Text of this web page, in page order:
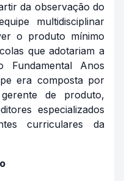
da observação do
multidisciplinar
o produto mínimo
que adotariam a
Fundamental Anos
era composta por
de produto,
especializados
curriculares da